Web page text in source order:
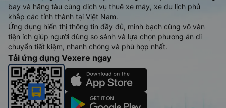
bay và hãng tàu cùng dịch vụ thuê xe máy, xe du lịch phủ
khắp các tỉnh thành tại Việt Nam.
Ứng dụng hiển thị thông tin đầy đủ, minh bạch cùng vô vàn
tiện ích giúp người dùng so sánh và lựa chọn phương án di
chuyển tiết kiệm, nhanh chóng và phù hợp nhất.
Tải ứng dụng Vexere ngay